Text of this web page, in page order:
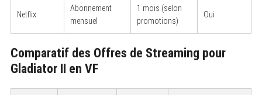
Netflix
Abonnement
mensuel
1 mois (selon
promotions)
Oui
Comparatif des Offres de Streaming pour
Gladiator II en VF